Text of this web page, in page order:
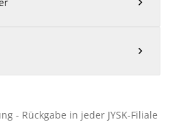

- Rückgabe in jeder JYSK-Filiale